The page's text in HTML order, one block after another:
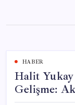
content
HABER
Halit Yukay
Gelişme: